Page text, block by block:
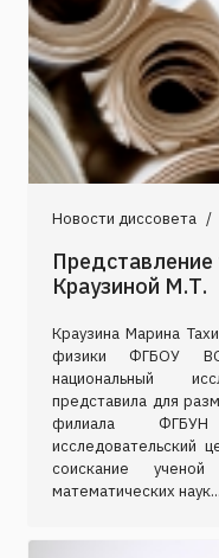
Новости диссовета
Представление
Краузиной М.Т.
Краузина Марина
физики ФГБОУ ВО
национальный
представила для
филиала ФГБУН
исследовательский
соискание
математических наук...